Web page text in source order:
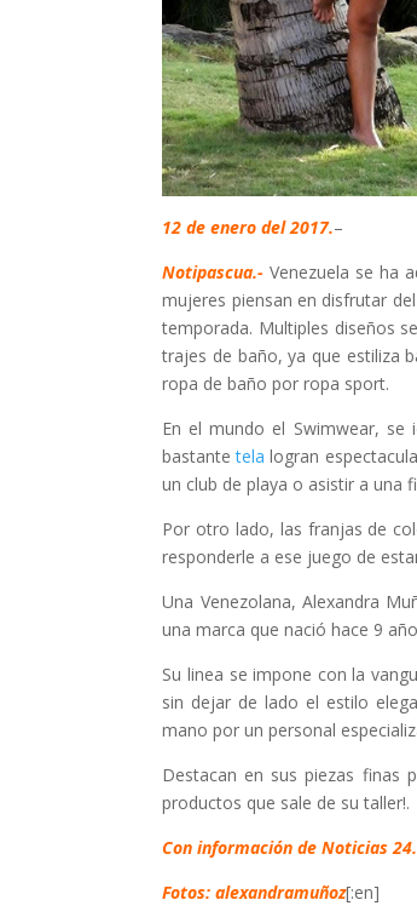
12 de enero del 2017.–
Notipascua.- Venezuela se ha
mujeres piensan en disfrutar
temporada. Multiples diseños
trajes de baño, ya que estiliza
ropa de baño por ropa sport.
En el mundo el Swimwear,
bastantetela logran
un club de playa o asistir a una
Por otro lado, las franjas de
responderle a ese juego de
Una Venezolana, Alexandra
una marca que nació hace 9
Su linea se impone con la
sin dejar de lado el estilo
mano por un personal
Destacan en sus piezas finas
productos que sale de su taller!.
Con información de Noticias 24.
Fotos: alexandramuñoz[:en]